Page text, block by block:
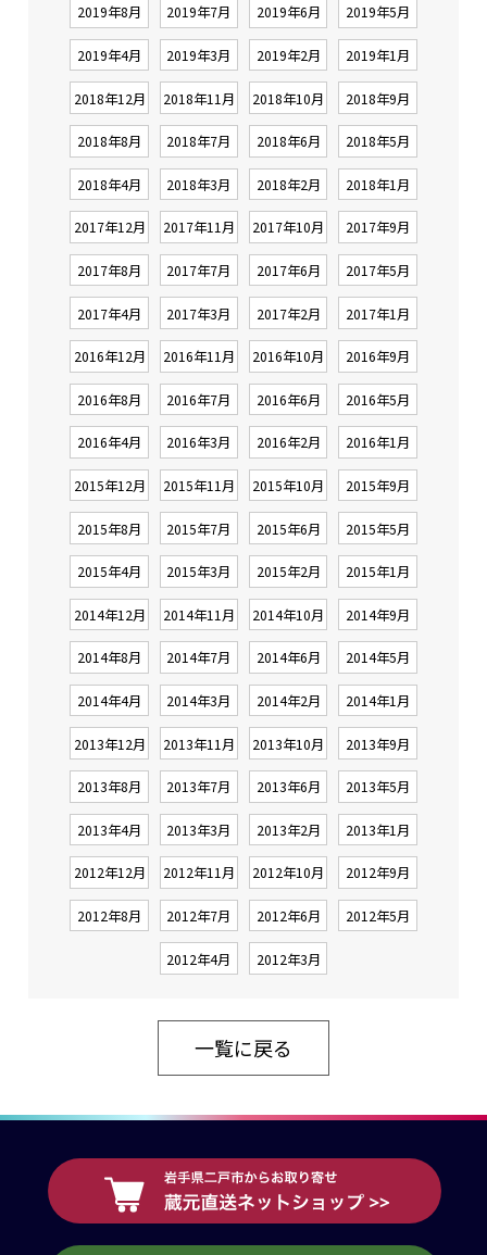
2019年8月 2019年7月 2019年6月 2019年5月
2019年4月 2019年3月 2019年2月 2019年1月
2018年12月 2018年11月 2018年10月 2018年9月
2018年8月 2018年7月 2018年6月 2018年5月
2018年4月 2018年3月 2018年2月 2018年1月
2017年12月 2017年11月 2017年10月 2017年9月
2017年8月 2017年7月 2017年6月 2017年5月
2017年4月 2017年3月 2017年2月 2017年1月
2016年12月 2016年11月 2016年10月 2016年9月
2016年8月 2016年7月 2016年6月 2016年5月
2016年4月 2016年3月 2016年2月 2016年1月
2015年12月 2015年11月 2015年10月 2015年9月
2015年8月 2015年7月 2015年6月 2015年5月
2015年4月 2015年3月 2015年2月 2015年1月
2014年12月 2014年11月 2014年10月 2014年9月
2014年8月 2014年7月 2014年6月 2014年5月
2014年4月 2014年3月 2014年2月 2014年1月
2013年12月 2013年11月 2013年10月 2013年9月
2013年8月 2013年7月 2013年6月 2013年5月
2013年4月 2013年3月 2013年2月 2013年1月
2012年12月 2012年11月 2012年10月 2012年9月
2012年8月 2012年7月 2012年6月 2012年5月
2012年4月 2012年3月
一覧に戻る